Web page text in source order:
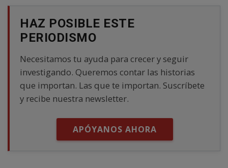
HAZ POSIBLE ESTE
PERIODISMO
Necesitamos tu ayuda para crecer y seguir
investigando. Queremos contar las historias
que importan. Las que te importan. Suscríbete
y recibe nuestra newsletter.
APÓYANOS AHORA